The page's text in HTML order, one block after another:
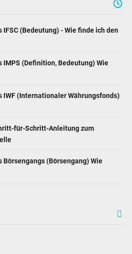
IFSC (Bedeutung) - Wie finde ich den
(Definition, Bedeutung) Wie
(Internationaler Währungsfonds)
für-Schritt-Anleitung zum
(Börsengang) Wie